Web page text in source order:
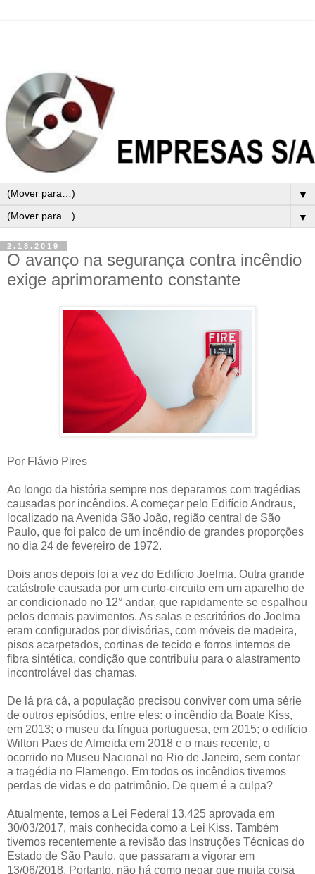
▼
▼
2.18.2019
O avanço na segurança contra incêndio
exige aprimoramento constante
Por Flávio Pires
Ao longo da história sempre nos deparamos com tragédias
causadas por incêndios. A começar pelo Edifício Andraus,
localizado na Avenida São João, região central de São
Paulo, que foi palco de um incêndio de grandes proporções
no dia 24 de fevereiro de 1972.
Dois anos depois foi a vez do Edifício Joelma. Outra grande
catástrofe causada por um curto-circuito em um aparelho de
ar condicionado no 12° andar, que rapidamente se espalhou
pelos demais pavimentos. As salas e escritórios do Joelma
eram configurados por divisórias, com móveis de madeira,
pisos acarpetados, cortinas de tecido e forros internos de
fibra sintética, condição que contribuiu para o alastramento
incontrolável das chamas.
De lá pra cá, a população precisou conviver com uma série
de outros episódios, entre eles: o incêndio da Boate Kiss,
em 2013; o museu da língua portuguesa, em 2015; o edifício
Wilton Paes de Almeida em 2018 e o mais recente, o
ocorrido no Museu Nacional no Rio de Janeiro, sem contar
a tragédia no Flamengo. Em todos os incêndios tivemos
perdas de vidas e do patrimônio. De quem é a culpa?
Atualmente, temos a Lei Federal 13.425 aprovada em
30/03/2017, mais conhecida como a Lei Kiss. Também
tivemos recentemente a revisão das Instruções Técnicas do
Estado de São Paulo, que passaram a vigorar em
13/06/2018. Portanto, não há como negar que muita coisa